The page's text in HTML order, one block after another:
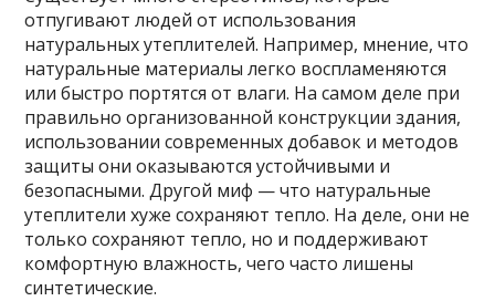
отпугивают людей от использования
натуральных утеплителей. Например, мнение, что
натуральные материалы легко воспламеняются
или быстро портятся от влаги. На самом деле при
правильно организованной конструкции здания,
использовании современных добавок и методов
защиты они оказываются устойчивыми и
безопасными. Другой миф — что натуральные
утеплители хуже сохраняют тепло. На деле, они не
только сохраняют тепло, но и поддерживают
комфортную влажность, чего часто лишены
синтетические.